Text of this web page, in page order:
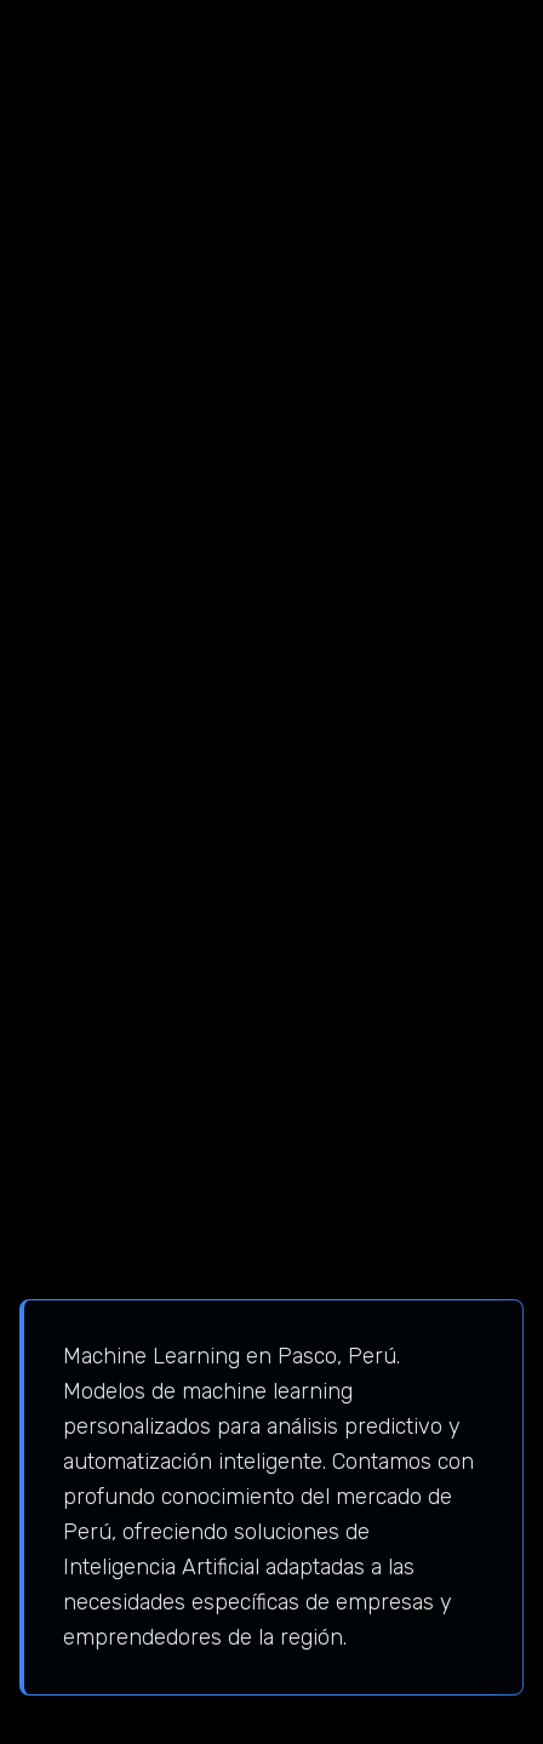
Machine Learning en Pasco, Perú.
Modelos de machine learning
personalizados para análisis predictivo y
automatización inteligente. Contamos con
profundo conocimiento del mercado de
Perú, ofreciendo soluciones de
Inteligencia Artificial adaptadas a las
necesidades específicas de empresas y
emprendedores de la región.